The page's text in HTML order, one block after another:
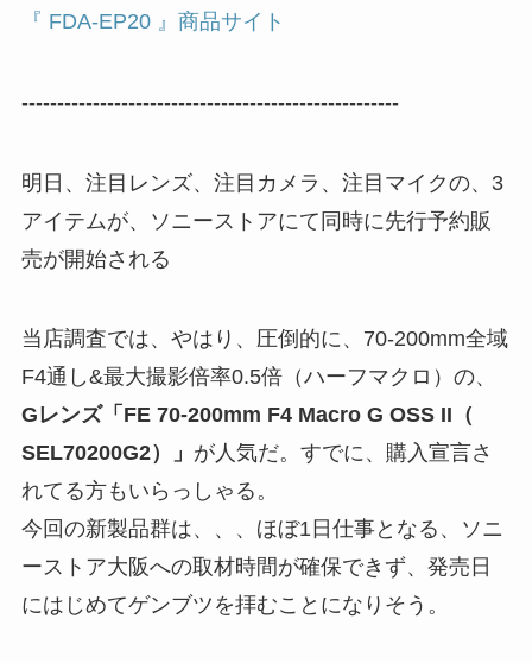
『 FDA-EP20 』商品サイト
-----------------------------------------------------
明日、注目レンズ、注目カメラ、注目マイクの、3
アイテムが、ソニーストアにて同時に先行予約販
売が開始される
当店調査では、やはり、圧倒的に、70-200mm全域
F4通し&最大撮影倍率0.5倍（ハーフマクロ）の、
Gレンズ「FE 70-200mm F4 Macro G OSS II（
SEL70200G2）」 が人気だ。すでに、購入宣言さ
れてる方もいらっしゃる。
今回の新製品群は、、、ほぼ1日仕事となる、ソニ
ーストア大阪への取材時間が確保できず、発売日
にはじめてゲンブツを拝むことになりそう。